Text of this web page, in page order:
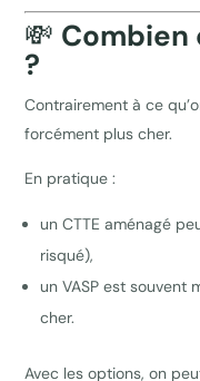
💸
?
Contrairement à ce
forcément plus cher.
En pratique :
un CTTE aménagé
risqué),
un VASP est souvent
cher.
Avec les options, on